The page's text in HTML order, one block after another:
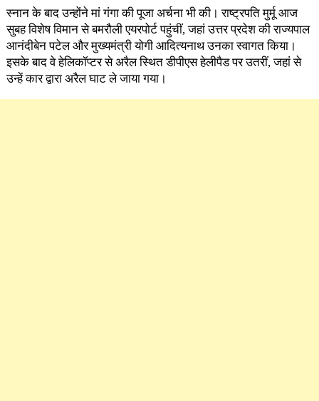
स्नान के बाद उन्होंने मां गंगा की पूजा अर्चना भी की। राष्ट्रपति मुर्मू आज
सुबह विशेष विमान से बमरौली एयरपोर्ट पहुंचीं, जहां उत्तर प्रदेश की राज्यपाल
आनंदीबेन पटेल और मुख्यमंत्री योगी आदित्यनाथ उनका स्वागत किया।
इसके बाद वे हेलिकॉप्टर से अरैल स्थित डीपीएस हेलीपैड पर उतरीं, जहां से
उन्हें कार द्वारा अरैल घाट ले जाया गया।